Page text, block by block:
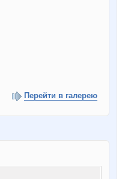
Перейти в галерею